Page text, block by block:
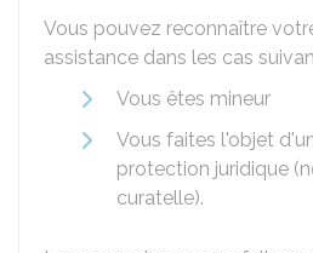
Vous pouvez reconnaître
assistance dans les cas
Vous êtes mineur
Vous faites l'objet
protection juridique
curatelle).